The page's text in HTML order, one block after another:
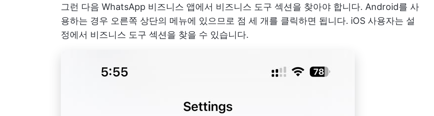
그런 다음 WhatsApp 비즈니스 앱에서 비즈니스 도구 섹션을 찾아야 합니다. Android를 사
용하는 경우 오른쪽 상단의 메뉴에 있으므로 점 세 개를 클릭하면 됩니다. iOS 사용자는 설
정에서 비즈니스 도구 섹션을 찾을 수 있습니다.